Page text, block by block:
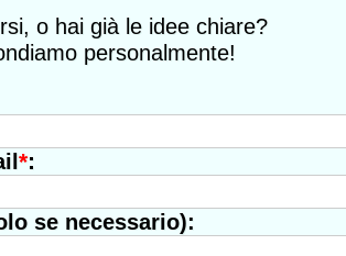
o hai già le idee chiare?
personalmente!
*:
se necessario):